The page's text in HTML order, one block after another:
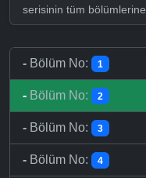
serisinin tüm bölümlerine
- Bölüm No: 1
- Bölüm No: 2
- Bölüm No: 3
- Bölüm No: 4